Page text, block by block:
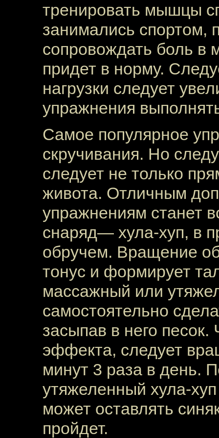
тренировать мышцы
занимались спортом,
сопровождать боль
придет в норму.
нагрузки следует
упражнения
Самое популярное
скручивания. Но
следует не только
живота. Отличным
упражнениям станет
снаряд— хула-хуп, в
обручем. Вращение
тонус и формирует
массажный или
самостоятельно
засыпав в него
эффекта, следует
минут 3 раза в день.
утяжеленный хула-
может оставлять
пройдет.